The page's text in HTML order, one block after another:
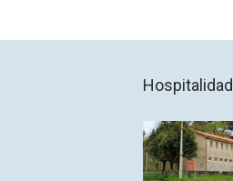
Hospitalidad